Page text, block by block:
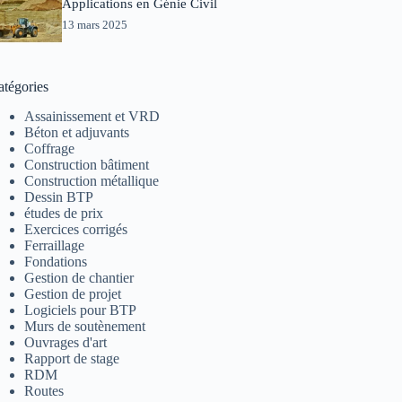
Applications en Génie Civil
13 mars 2025
Assainissement et VRD
Béton et adjuvants
Coffrage
Construction bâtiment
Construction métallique
Dessin BTP
études de prix
Exercices corrigés
Ferraillage
Fondations
Gestion de chantier
Gestion de projet
Logiciels pour BTP
Murs de soutènement
Ouvrages d'art
Rapport de stage
RDM
Routes